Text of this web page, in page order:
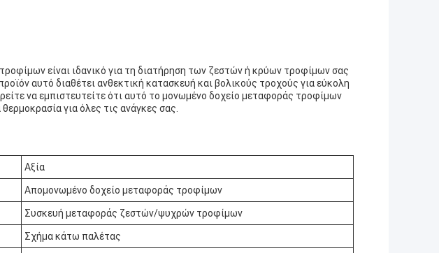
είναι ιδανικό για τη διατήρηση των ζεστών ή κρύων τροφίμων σας
αυτό διαθέτει ανθεκτική κατασκευή και βολικούς τροχούς για εύκολη
να εμπιστευτείτε ότι αυτό το μονωμένο δοχείο μεταφοράς τροφίμων
για όλες τις ανάγκες σας.
Αξία
Απομονωμένο δοχείο μεταφοράς τροφίμων
Συσκευή μεταφοράς ζεστών/ψυχρών τροφίμων
Σχήμα κάτω παλέτας